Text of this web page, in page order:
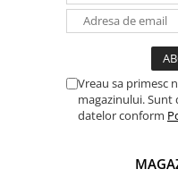
Invertoare
Sisteme de prindere
Vreau sa primesc
magazinului. Sunt
datelor conform